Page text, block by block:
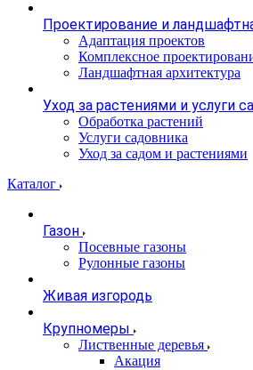
Проектирование и
Адаптация проектов
Комплексное
Ландшафтная архитектура
Уход за растениями и услуги
Обработка растений
Услуги садовника
Уход за садом и растениями
Каталог
Газон
Посевные газоны
Рулонные газоны
Живая изгородь
Крупномеры
Лиственные деревья
Акация